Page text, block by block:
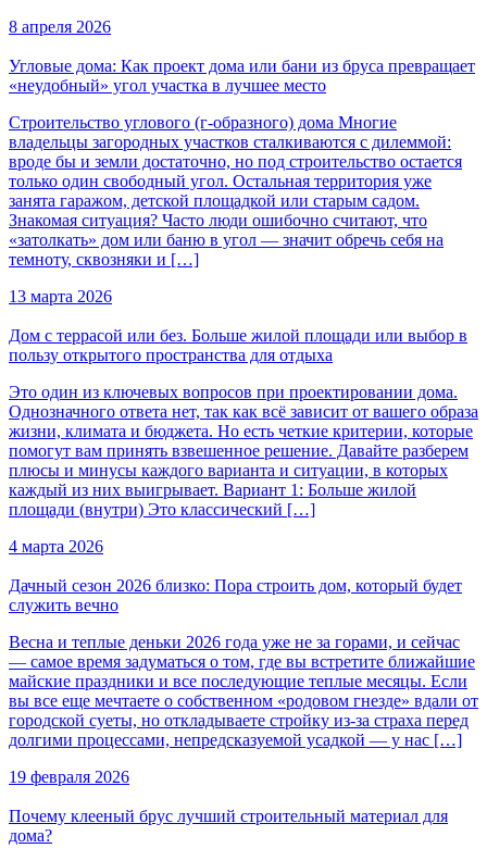
8 апреля 2026
Угловые дома: Как проект дома или бани из бруса превращает
«неудобный» угол участка в лучшее место
Строительство углового (г-образного) дома Многие
владельцы загородных участков сталкиваются с дилеммой:
вроде бы и земли достаточно, но под строительство остается
только один свободный угол. Остальная территория уже
занята гаражом, детской площадкой или старым садом.
Знакомая ситуация? Часто люди ошибочно считают, что
«затолкать» дом или баню в угол — значит обречь себя на
темноту, сквозняки и […]
13 марта 2026
Дом с террасой или без. Больше жилой площади или выбор в
пользу открытого пространства для отдыха
Это один из ключевых вопросов при проектировании дома.
Однозначного ответа нет, так как всё зависит от вашего образа
жизни, климата и бюджета. Но есть четкие критерии, которые
помогут вам принять взвешенное решение. Давайте разберем
плюсы и минусы каждого варианта и ситуации, в которых
каждый из них выигрывает. Вариант 1: Больше жилой
площади (внутри) Это классический […]
4 марта 2026
Дачный сезон 2026 близко: Пора строить дом, который будет
служить вечно
Весна и теплые деньки 2026 года уже не за горами, и сейчас
— самое время задуматься о том, где вы встретите ближайшие
майские праздники и все последующие теплые месяцы. Если
вы все еще мечтаете о собственном «родовом гнезде» вдали от
городской суеты, но откладываете стройку из-за страха перед
долгими процессами, непредсказуемой усадкой — у нас […]
19 февраля 2026
Почему клееный брус лучший строительный материал для
дома?